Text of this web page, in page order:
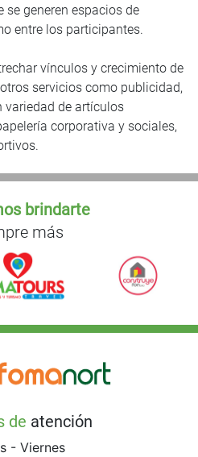
se generen espacios de
entre los participantes.
vínculos y crecimiento de
servicios como publicidad,
variedad de artículos
corporativa y sociales,
brindarte
más
de atención
- Viernes